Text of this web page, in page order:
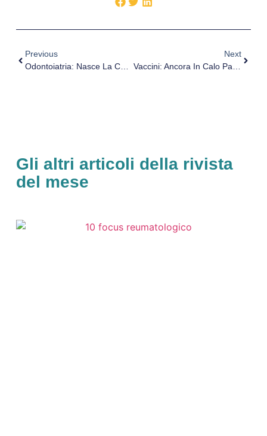
Previous
Odontoiatria: Nasce La Cabina Di Regia, Insediata Presso La FNOMCeO
Next
Vaccini: Ancora In Calo Papilloma, Sotto Il 50% Tra Più Giovani
Gli altri articoli della rivista
del mese